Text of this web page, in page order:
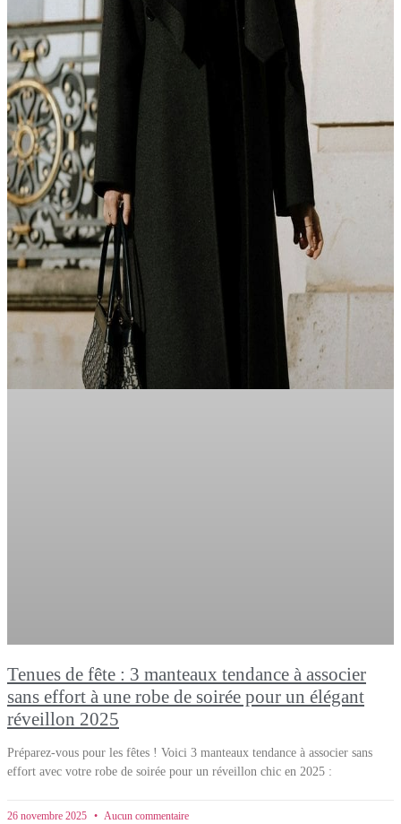
Tenues de fête : 3 manteaux tendance à associer
sans effort à une robe de soirée pour un élégant
réveillon 2025
Préparez-vous pour les fêtes ! Voici 3 manteaux tendance à associer sans
effort avec votre robe de soirée pour un réveillon chic en 2025 :
26 novembre 2025 Aucun commentaire